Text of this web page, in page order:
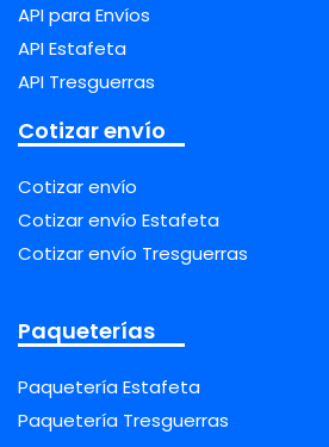
API para Envíos
API Estafeta
API Tresguerras
Cotizar envío
Cotizar envío
Cotizar envío Estafeta
Cotizar envío Tresguerras
Paqueterías
Paquetería Estafeta
Paquetería Tresguerras